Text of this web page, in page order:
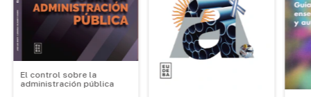
El control sobre la
administración pública